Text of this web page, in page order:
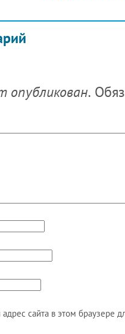
опубликован.
сайта в этом браузере